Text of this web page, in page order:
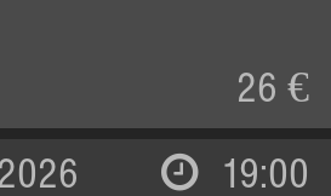
26 €
19:00